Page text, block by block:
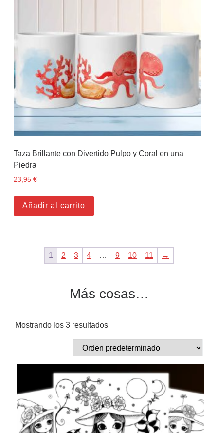
Taza Brillante con Divertido Pulpo y Coral en una
Piedra
23,95 €
Añadir al carrito
1 2 3 4 … 9 10 11 →
Más cosas…
Mostrando los 3 resultados